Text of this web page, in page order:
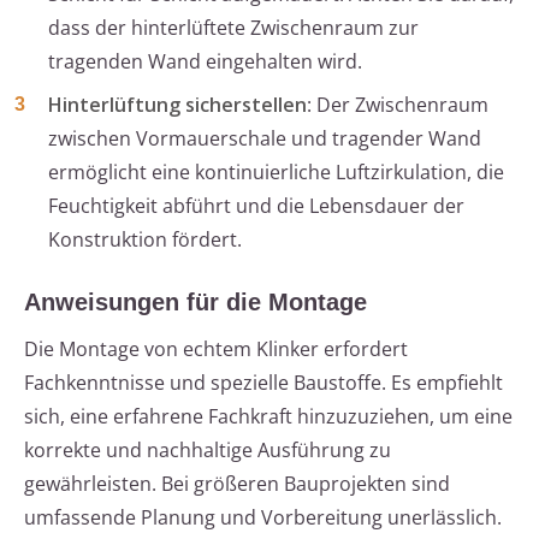
dass der hinterlüftete Zwischenraum zur
tragenden Wand eingehalten wird.
Hinterlüftung sicherstellen: Der Zwischenraum
zwischen Vormauerschale und tragender Wand
ermöglicht eine kontinuierliche Luftzirkulation, die
Feuchtigkeit abführt und die Lebensdauer der
Konstruktion fördert.
Anweisungen für die Montage
Die Montage von echtem Klinker erfordert
Fachkenntnisse und spezielle Baustoffe. Es empfiehlt
sich, eine erfahrene Fachkraft hinzuzuziehen, um eine
korrekte und nachhaltige Ausführung zu
gewährleisten. Bei größeren Bauprojekten sind
umfassende Planung und Vorbereitung unerlässlich.